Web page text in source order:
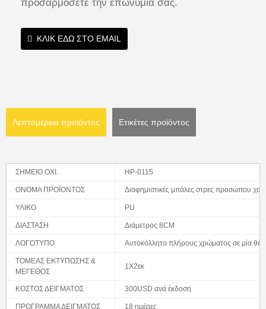
προσαρμόσετε την επωνυμία σας.
ΚΛΙΚ ΕΔΩ ΣΤΟ EMAIL
Λεπτομέρεια προϊόντος Ετικέτες προϊόντος
ΣΗΜΕΙΟ ΟΧΙ. HP-0115
ΟΝΟΜΑ ΠΡΟΪΟΝΤΟΣ Διαφημιστικές μπάλες στρες προσώπου
ΥΛΙΚΟ PU
ΔΙΑΣΤΑΣΗ Διάμετρος 8CM
ΛΟΓΟΤΥΠΟ Αυτοκόλλητο πλήρους χρώματος σε μία
ΤΟΜΕΑΣ ΕΚΤΥΠΩΣΗΣ &
ΜΕΓΕΘΟΣ
1Χ2εκ
ΚΟΣΤΟΣ ΔΕΙΓΜΑΤΟΣ 300USD ανά έκδοση
ΠΡΟΓΡΑΜΜΑ ΔΕΙΓΜΑΤΟΣ 18 ημέρες